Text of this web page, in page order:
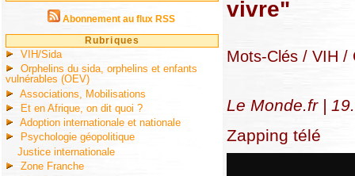
Abonnement au flux RSS
Rubriques
VIH/Sida
Orphelins du sida, orphelins et enfants
vulnérables (OEV)
Associations, Mobilisations
Et en Afrique, on dit quoi ?
Adoption internationale et nationale
Psychologie géopolitique
Justice internationale
Zone Franche
vivre"
Mots-Clés / VIH /
Le Monde.fr |
Zapping télé